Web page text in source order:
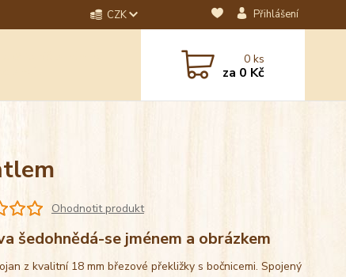
CZK Přihlášení
0ks
za 0 Kč
Ohodnotit produkt
šedohnědá-se jménem a obrázkem
z kvalitní 18 mm březové překližky s bočnicemi. Spojený